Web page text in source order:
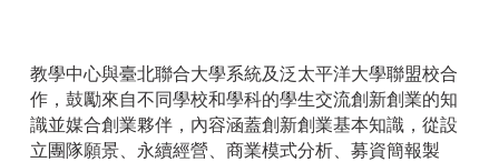
教學中心與臺北聯合大學系統及泛太平洋大學聯盟校合
作，鼓勵來自不同學校和學科的學生交流創新創業的知
識並媒合創業夥伴，內容涵蓋創新創業基本知識，從設
立團隊願景、永續經營、商業模式分析、募資簡報製